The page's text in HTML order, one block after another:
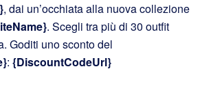
, dai un’occhiata alla nuova collezione
. Scegli tra più di 30 outfit
Goditi uno sconto del
: {DiscountCodeUrl}